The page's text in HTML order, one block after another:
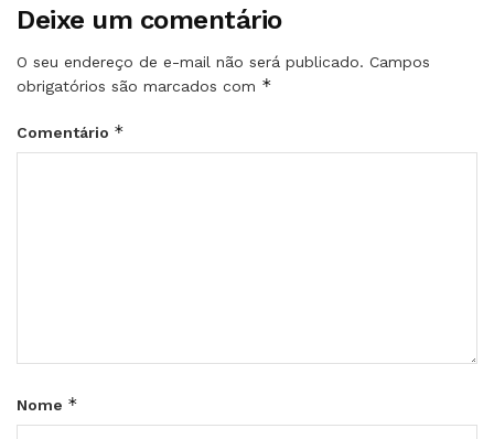
Deixe um comentário
O seu endereço de e-mail não será publicado. Campos
obrigatórios são marcados com *
Comentário *
Nome *